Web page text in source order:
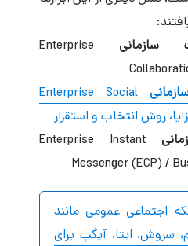
سازمانی
Enterprise
Enterprise Social
روش انتخاب و استقرار
Enterprise Instant
Messenger (ECP) /
اجتماعی عمومی مانند
سروش، ایتا، آیگپ برای